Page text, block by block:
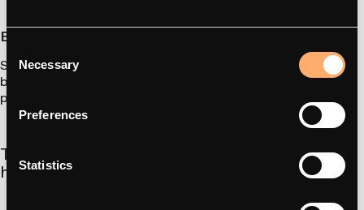
Selection
Necessary
Preferences
Statistics
Brugervenlighed
Stikket er universelt og nemt at bruge. Tilslut opladeren, så
begynder din elbil automatisk at oplade. Det er enkelt,
pålideligt og velegnet til hverdagen.
Tips til installation og brug af en type 2-
hjemmeoplader